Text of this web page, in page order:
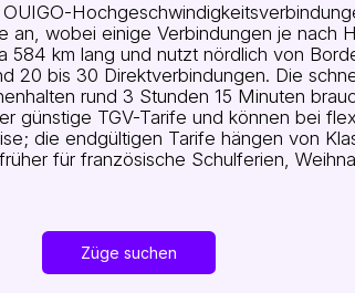
wobei einige Verbindungen je nach
km lang und nutzt nördlich von
20 bis 30 Direktverbindungen. Die
rund 3 Stunden 15 Minuten
TGV-Tarife und können bei
die endgültigen Tarife hängen von
für französische Schulferien,
Züge suchen